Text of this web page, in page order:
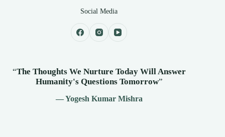
Social Media
“The Thoughts We Nurture Today Will Answer
Humanity's Questions Tomorrow”
— Yogesh Kumar Mishra